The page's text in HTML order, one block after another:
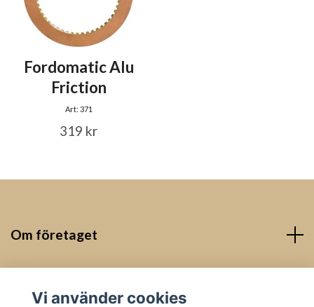
Fordomatic Alu
Friction
Art: 371
319 kr
Om företaget
Vi använder cookies